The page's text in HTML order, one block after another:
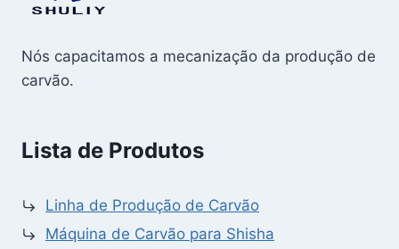
Nós capacitamos a mecanização da produção de
carvão.
Lista de Produtos
Linha de Produção de Carvão
Máquina de Carvão para Shisha